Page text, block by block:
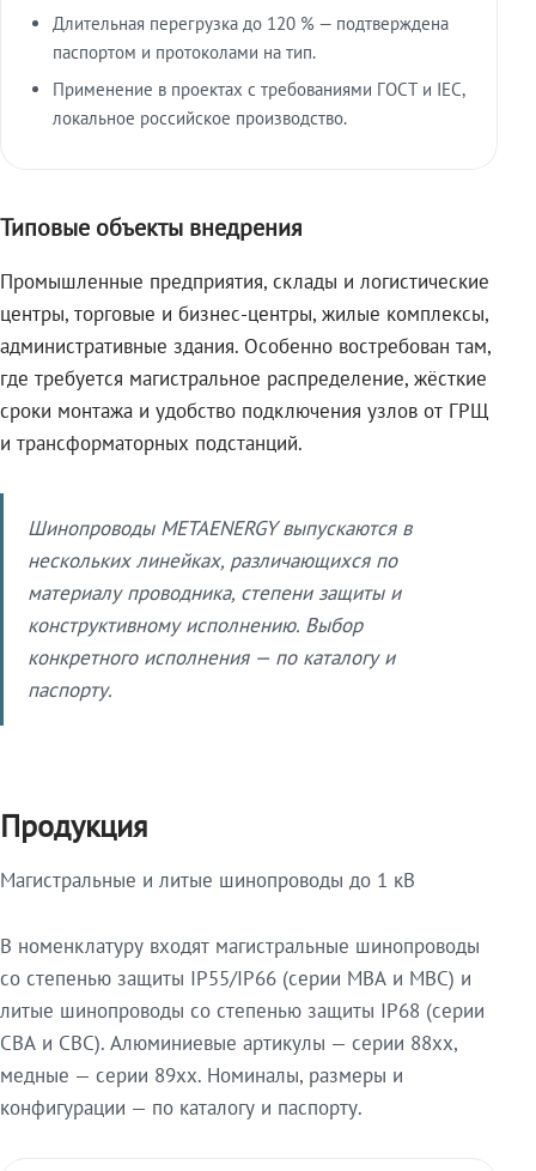
Длительная перегрузка до 120 % — подтверждена
паспортом и протоколами на тип.
Применение в проектах с требованиями ГОСТ и IEC,
локальное российское производство.
Типовые объекты внедрения
Промышленные предприятия, склады и логистические
центры, торговые и бизнес-центры, жилые комплексы,
административные здания. Особенно востребован там,
где требуется магистральное распределение, жёсткие
сроки монтажа и удобство подключения узлов от ГРЩ
и трансформаторных подстанций.
Шинопроводы METAENERGY выпускаются в
нескольких линейках, различающихся по
материалу проводника, степени защиты и
конструктивному исполнению. Выбор
конкретного исполнения — по каталогу и
паспорту.
Продукция
Магистральные и литые шинопроводы до 1 кВ
В номенклатуру входят магистральные шинопроводы
со степенью защиты IP55/IP66 (серии МВА и МВС) и
литые шинопроводы со степенью защиты IP68 (серии
СВА и СВС). Алюминиевые артикулы — серии 88xx,
медные — серии 89xx. Номиналы, размеры и
конфигурации — по каталогу и паспорту.